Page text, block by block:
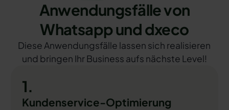
Anwendungsfälle von
Whatsapp und dxeco
Diese Anwendungsfälle lassen sich realisieren
und bringen Ihr Business aufs nächste Level!
1.
Kundenservice-Optimierung